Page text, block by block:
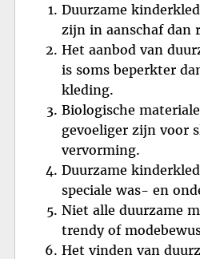
Duurzame
zijn in aanschaf dan
Het aanbod van
is soms beperkter
kleding.
Biologische
gevoeliger zijn voor
vervorming.
Duurzame
speciale was- en
Niet alle duurzame
trendy of
Het vinden van